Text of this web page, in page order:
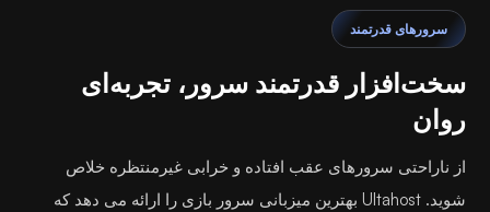
سرورهای قدرتمند
سخت‌افزار قدرتمند سرور، تجربه‌ای
روان
از ناراحتی سرورهای عقب افتاده و خرابی غیرمنتظره خلاص
شوید. Ultahost بهترین میزبانی سرور بازی را ارائه می دهد که